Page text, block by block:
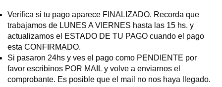
Verifica si tu pago aparece FINALIZADO. Recorda que
trabajamos de LUNES A VIERNES hasta las 15 hs. y
actualizamos el ESTADO DE TU PAGO cuando el pago
esta CONFIRMADO.
Si pasaron 24hs y ves el pago como PENDIENTE por
favor escribinos POR MAIL y volve a enviarnos el
comprobante. Es posible que el mail no nos haya llegado.